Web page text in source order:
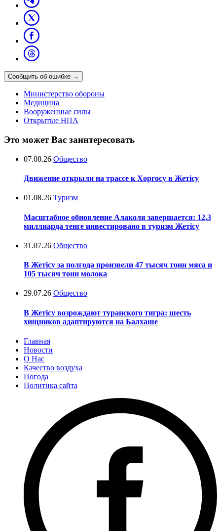
Сообщить об ошибке →
Министерство обороны
Медицина
Вооруженные силы
Открытые НПА
Это может Вас заинтересовать
07.08.26 Общество
Движение открыли на трассе к Хоргосу в Жетісу
01.08.26 Туризм
Масштабное обновление Алаколя завершается: 12,3
миллиарда тенге инвестировано в туризм Жетісу
31.07.26 Общество
В Жетісу за полгода произвели 47 тысяч тонн мяса и
105 тысяч тонн молока
29.07.26 Общество
В Жетісу возрождают туранского тигра: шесть
хищников адаптируются на Балхаше
Главная
Новости
О Нас
Качество воздуха
Погода
Политика сайта